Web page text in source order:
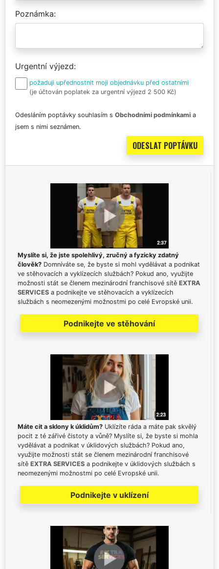
Poznámka
Urgentní výjezd
požaduji upřednostnit moji objednávku před ostatními
(je účtován poplatek za urgentní výjezd 2 500 Kč)
Odesláním poptávky souhlasím s Obchodními podmínkami a
jsem s nimi seznámen.
Myslíte si, že jste spolehlivý, zručný a fyzicky zdatný
člověk? Domníváte se, že byste si mohl vydělávat a podnikat
ve stěhovacích a vyklízecích službách? Pokud ano, využijte
možnosti stát se členem mezinárodní franchisové sítě EXTRA
SERVICES a podnikejte ve stěhovacích a vyklízecích
službách s neomezenými možnostmi po celé Evropské unii.
Podnikejte ve stěhování
Máte cit a sklony k úklidům? Uklízíte ráda a máte pak skvělý
pocit z té zářivé čistoty a vůně? Myslíte si, že byste si mohla
vydělávat a podnikat v úklidových službách? Pokud ano,
využijte možnosti stát se členem mezinárodní franchisové
sítě EXTRA SERVICES a podnikejte v úklidových službách s
neomezenými možnostmi po celé Evropské unii.
Podnikejte v uklízení